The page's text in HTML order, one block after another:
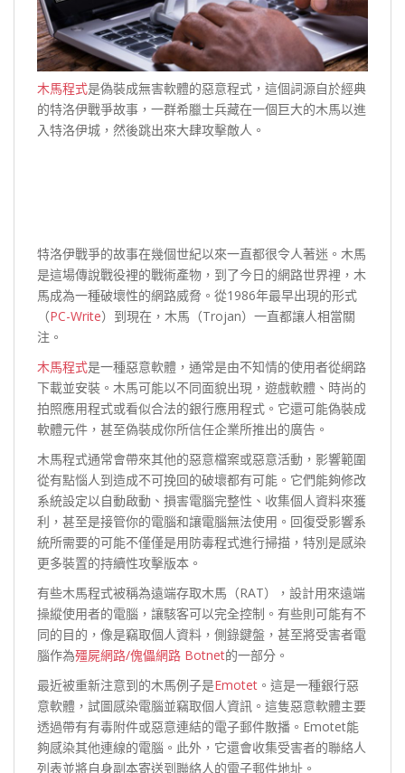
木馬程式是偽裝成無害軟體的惡意程式，這個詞源自於經典
的特洛伊戰爭故事，一群希臘士兵藏在一個巨大的木馬以進
入特洛伊城，然後跳出來大肆攻擊敵人。
特洛伊戰爭的故事在幾個世紀以來一直都很令人著迷。木馬
是這場傳說戰役裡的戰術產物，到了今日的網路世界裡，木
馬成為一種破壞性的網路威脅。從1986年最早出現的形式
（PC-Write）到現在，木馬（Trojan）一直都讓人相當關
注。
木馬程式是一種惡意軟體，通常是由不知情的使用者從網路
下載並安裝。木馬可能以不同面貌出現，遊戲軟體、時尚的
拍照應用程式或看似合法的銀行應用程式。它還可能偽裝成
軟體元件，甚至偽裝成你所信任企業所推出的廣告。
木馬程式通常會帶來其他的惡意檔案或惡意活動，影響範圍
從有點惱人到造成不可挽回的破壞都有可能。它們能夠修改
系統設定以自動啟動、損害電腦完整性、收集個人資料來獲
利，甚至是接管你的電腦和讓電腦無法使用。回復受影響系
統所需要的可能不僅僅是用防毒程式進行掃描，特別是感染
更多裝置的持續性攻擊版本。
有些木馬程式被稱為遠端存取木馬（RAT），設計用來遠端
操縱使用者的電腦，讓駭客可以完全控制。有些則可能有不
同的目的，像是竊取個人資料，側錄鍵盤，甚至將受害者電
腦作為殭屍網路/傀儡網路 Botnet的一部分。
最近被重新注意到的木馬例子是Emotet 。這是一種銀行惡
意軟體，試圖感染電腦並竊取個人資訊。這隻惡意軟體主要
透過帶有有毒附件或惡意連結的電子郵件散播。Emotet能
夠感染其他連線的電腦。此外，它還會收集受害者的聯絡人
列表並將自身副本寄送到聯絡人的電子郵件地址。